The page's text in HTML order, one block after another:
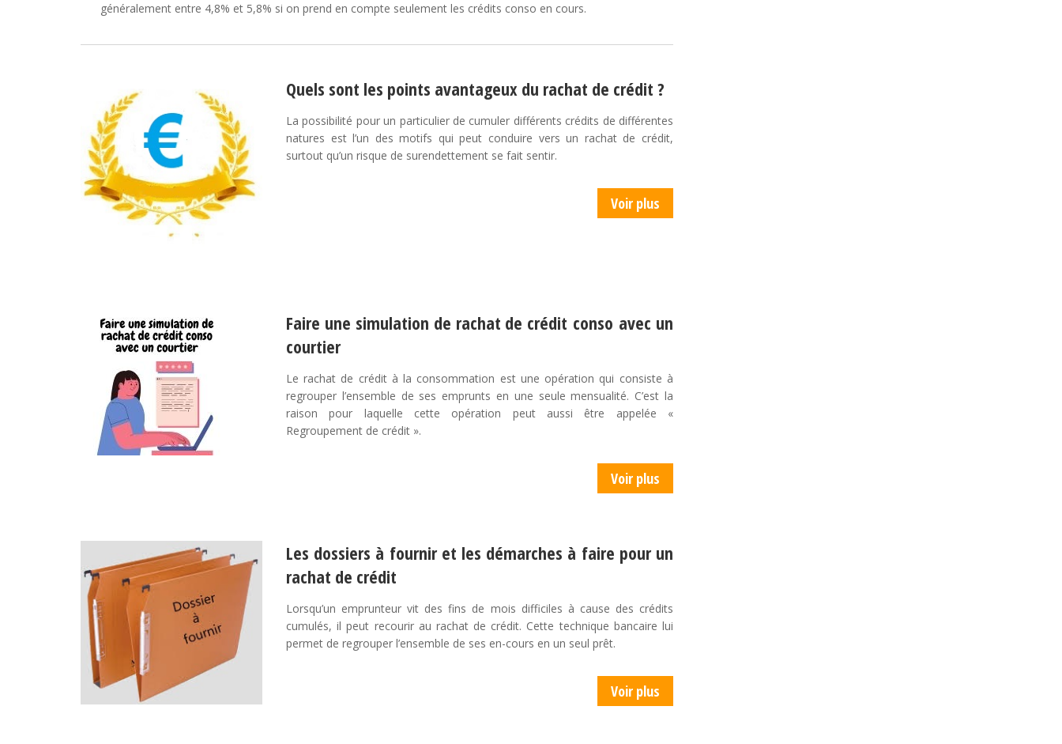
généralement entre 4,8% et 5,8% si on prend en compte seulement les crédits conso en cours.
Quels sont les points avantageux du rachat de crédit ?
La possibilité pour un particulier de cumuler différents crédits de différentes
natures est l’un des motifs qui peut conduire vers un rachat de crédit,
surtout qu’un risque de surendettement se fait sentir.
Voir plus
Faire une simulation de rachat de crédit conso avec un
courtier
Le rachat de crédit à la consommation est une opération qui consiste à
regrouper l’ensemble de ses emprunts en une seule mensualité. C’est la
raison pour laquelle cette opération peut aussi être appelée «
Regroupement de crédit ».
Voir plus
Les dossiers à fournir et les démarches à faire pour un
rachat de crédit
Lorsqu’un emprunteur vit des fins de mois difficiles à cause des crédits
cumulés, il peut recourir au rachat de crédit. Cette technique bancaire lui
permet de regrouper l’ensemble de ses en-cours en un seul prêt.
Voir plus